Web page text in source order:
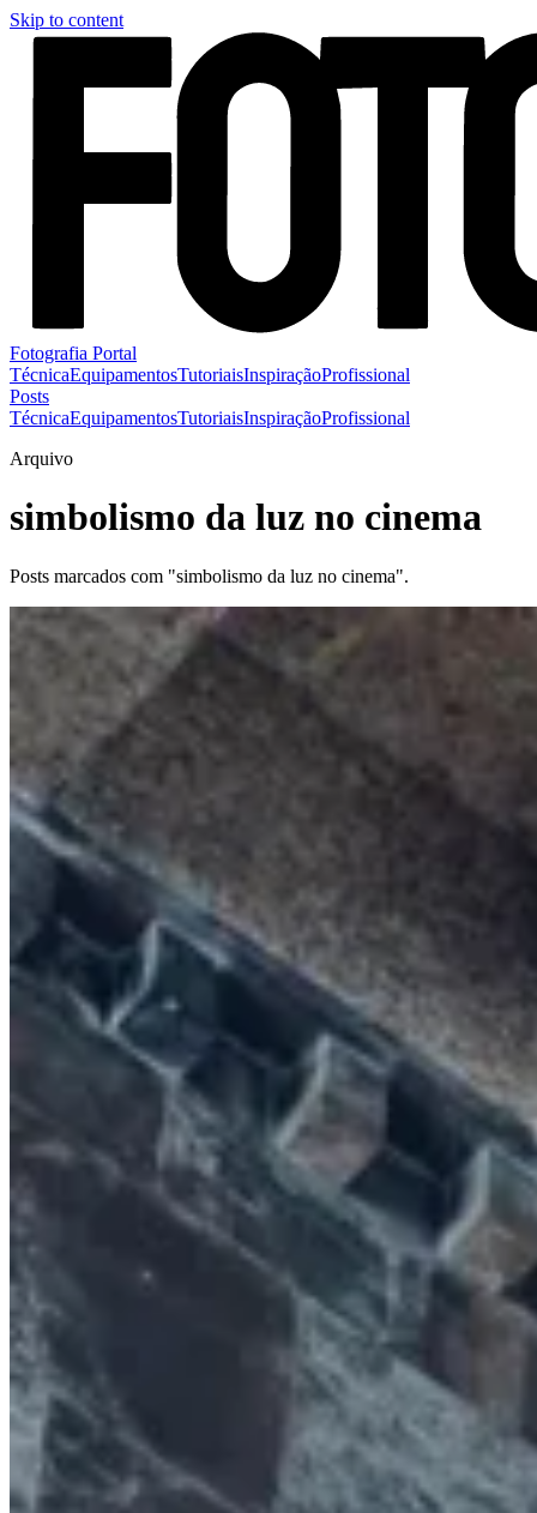
Skip to content
Fotografia Portal
TécnicaEquipamentosTutoriaisInspiraçãoProfissional
Posts
TécnicaEquipamentosTutoriaisInspiraçãoProfissional
Arquivo
simbolismo da luz no cinema
Posts marcados com "simbolismo da luz no cinema".